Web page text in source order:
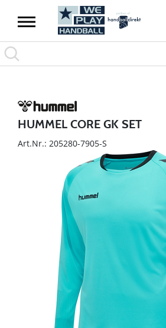
HUMMEL CORE GK SET
Art.Nr.: 205280-7905-S